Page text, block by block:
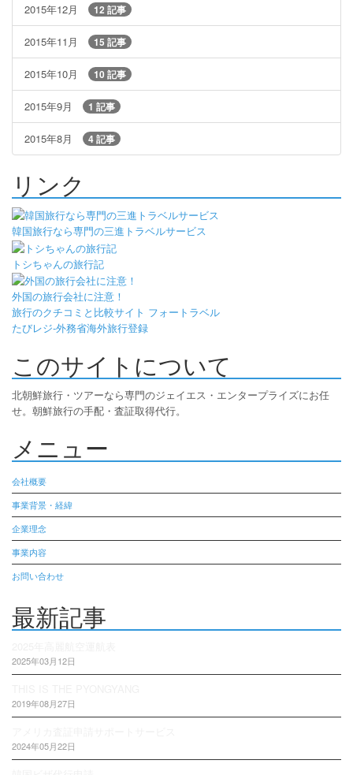
2015年12月 12 記事
2015年11月 15 記事
2015年10月 10 記事
2015年9月 1 記事
2015年8月 4 記事
リンク
韓国旅行なら専門の三進トラベルサービス
トシちゃんの旅行記
外国の旅行会社に注意！
旅行のクチコミと比較サイト フォートラベル
たびレジ-外務省海外旅行登録
このサイトについて
北朝鮮旅行・ツアーなら専門のジェイエス・エンタープライズにお任
せ。朝鮮旅行の手配・査証取得代行。
メニュー
会社概要
事業背景・経緯
企業理念
事業内容
お問い合わせ
最新記事
2025年03月12日
2019年08月27日
2024年05月22日